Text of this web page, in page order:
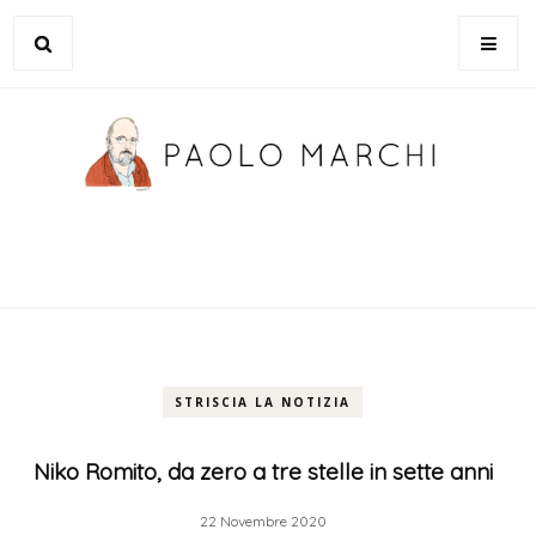
STRISCIA LA NOTIZIA
Niko Romito, da zero a tre stelle in sette anni
22 Novembre 2020